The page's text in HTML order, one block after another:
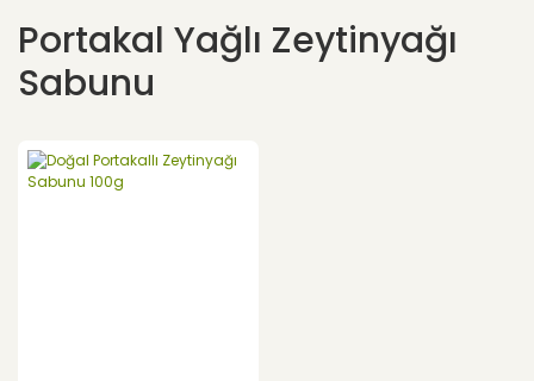
Portakal Yağlı Zeytinyağı
Sabunu